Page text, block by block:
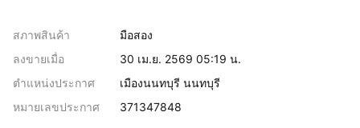
สภาพสินค้า
มือสอง
ลงขายเมื่อ
30 เม.ย. 2569 05:19 น.
ตำแหน่งประกาศ
เมืองนนทบุรี นนทบุรี
หมายเลขประกาศ
371347848